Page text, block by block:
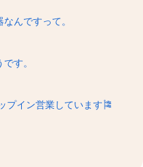
んですって。
す。
プイン営業しています🎏